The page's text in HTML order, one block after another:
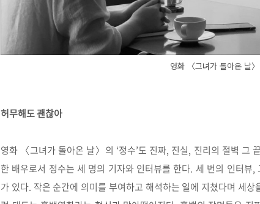
영화 〈그녀가 돌아온 날
허무해도 괜찮아
영화 〈그녀가 돌아온 날〉의 ‘정수’도 진짜, 진실, 진리의 절벽 그
한 배우로서 정수는 세 명의 기자와 인터뷰를 한다. 세 번의 인터뷰
가 있다. 작은 순간에 의미를 부여하고 해석하는 일에 지쳤다며 세